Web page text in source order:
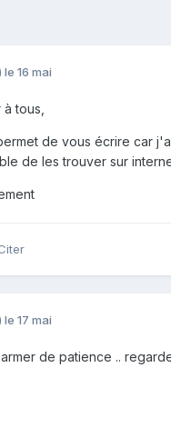
le 16 mai
tous,
de vous écrire car
de les trouver sur
le 17 mai
de patience ..